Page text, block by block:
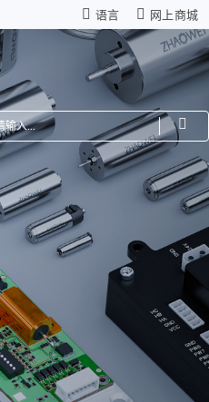
语言 网上商城
零背隙齿轮箱
电路板
机器人
仿生机器人灵巧手